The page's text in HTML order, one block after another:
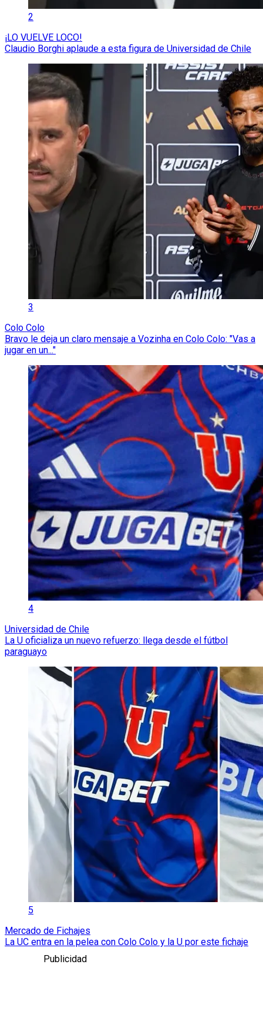
2
¡LO VUELVE LOCO!
Claudio Borghi aplaude a esta figura de Universidad de Chile
3
Colo Colo
Bravo le deja un claro mensaje a Vozinha en Colo Colo: "Vas a
jugar en un..."
4
Universidad de Chile
La U oficializa un nuevo refuerzo: llega desde el fútbol
paraguayo
5
Mercado de Fichajes
La UC entra en la pelea con Colo Colo y la U por este fichaje
Publicidad